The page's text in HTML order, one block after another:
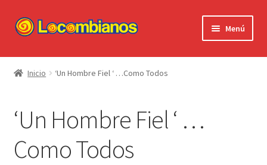
Ir
a
navegación
Ir
al
Menú
Locombianos
El Chuzo
Camisetas
Inicio ‘Un Hombre Fiel ‘ …Como Todos
‘Un Hombre Fiel ‘ …
Como Todos